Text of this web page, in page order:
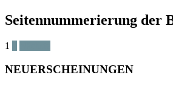
Seitennummerierung der
1
NEUERSCHEINUNGEN